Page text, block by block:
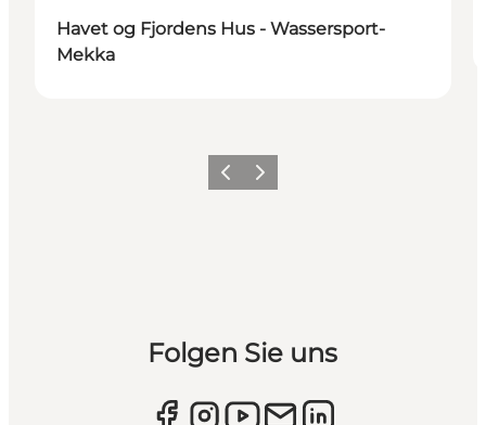
Havet og Fjordens Hus - Wassersport-
Mekka
ZurückWeiter
Folgen Sie uns